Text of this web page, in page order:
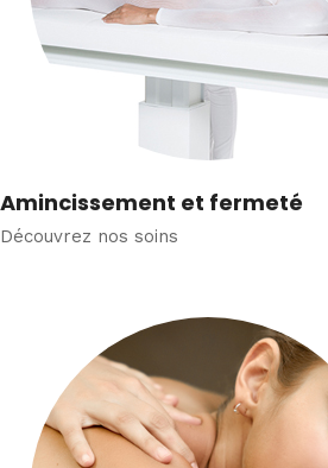
Amincissement et fermeté
Découvrez nos soins